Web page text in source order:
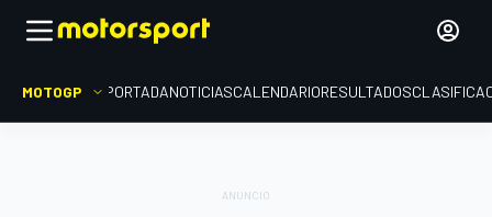
MOTOGP PORTADANOTICIASCALENDARIORESULTADOS